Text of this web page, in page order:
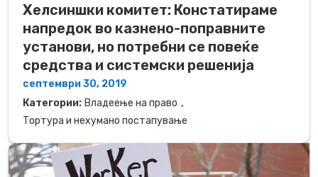
Хелсиншки комитет: Констатираме
напредок во казнено-поправните
установи, но потребни се повеќе
средства и системски решенија
септември 30, 2019
Категории: Владеење на право ,
Тортура и нехумано постапување